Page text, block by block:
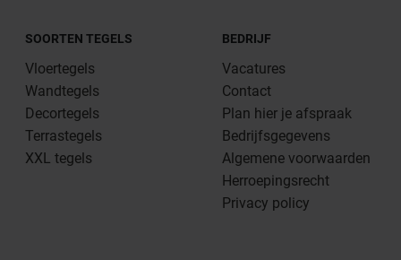
SOORTEN TEGELS
Vloertegels
Wandtegels
Decortegels
Terrastegels
XXL tegels
BEDRIJF
Vacatures
Contact
Plan hier je afspraak
Bedrijfsgegevens
Algemene voorwaarden
Herroepingsrecht
Privacy policy